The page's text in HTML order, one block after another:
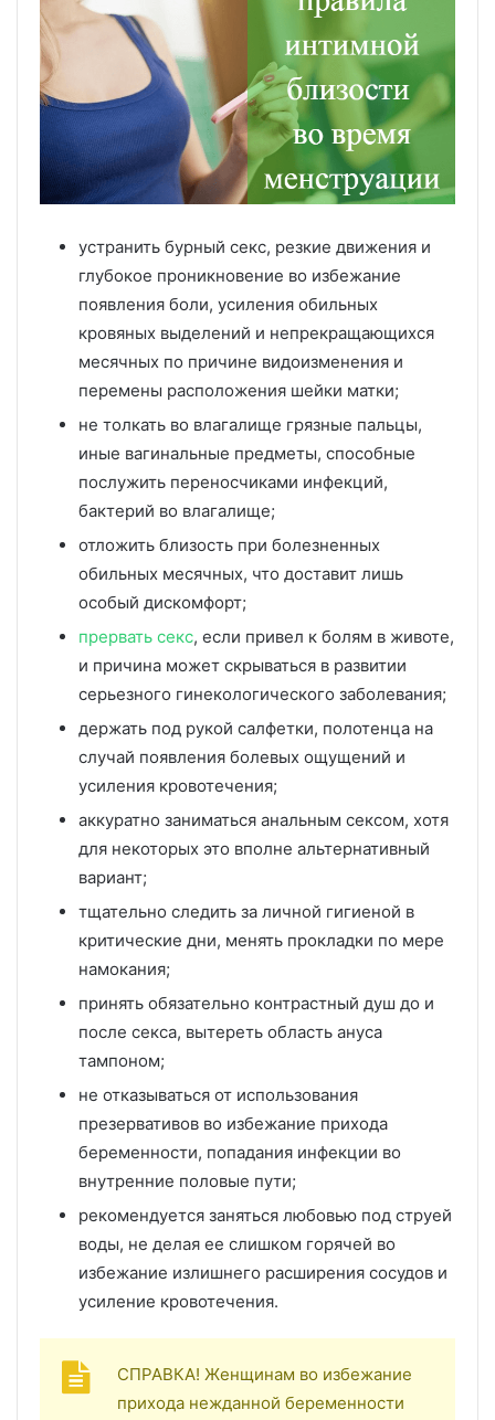
устранить бурный секс, резкие движения и
глубокое проникновение во избежание
появления боли, усиления обильных
кровяных выделений и непрекращающихся
месячных по причине видоизменения и
перемены расположения шейки матки;
не толкать во влагалище грязные пальцы,
иные вагинальные предметы, способные
послужить переносчиками инфекций,
бактерий во влагалище;
отложить близость при болезненных
обильных месячных, что доставит лишь
особый дискомфорт;
прервать секс, если привел к болям в животе,
и причина может скрываться в развитии
серьезного гинекологического заболевания;
держать под рукой салфетки, полотенца на
случай появления болевых ощущений и
усиления кровотечения;
аккуратно заниматься анальным сексом, хотя
для некоторых это вполне альтернативный
вариант;
тщательно следить за личной гигиеной в
критические дни, менять прокладки по мере
намокания;
принять обязательно контрастный душ до и
после секса, вытереть область ануса
тампоном;
не отказываться от использования
презервативов во избежание прихода
беременности, попадания инфекции во
внутренние половые пути;
рекомендуется заняться любовью под струей
воды, не делая ее слишком горячей во
избежание излишнего расширения сосудов и
усиление кровотечения.
СПРАВКА! Женщинам во избежание
прихода нежданной беременности